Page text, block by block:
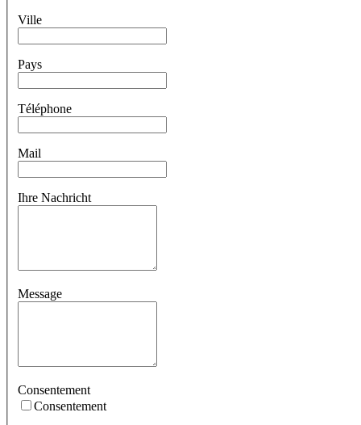
Ville
Pays
Téléphone
Mail
Ihre Nachricht
Message
Consentement
Consentement